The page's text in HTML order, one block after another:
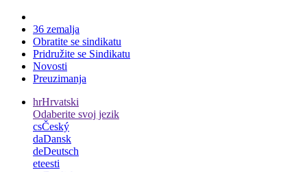
36 zemalja
Obratite se sindikatu
Pridružite se Sindikatu
Novosti
Preuzimanja
hrHrvatski
Odaberite svoj jezik
csČeský
daDansk
deDeutsch
eteesti